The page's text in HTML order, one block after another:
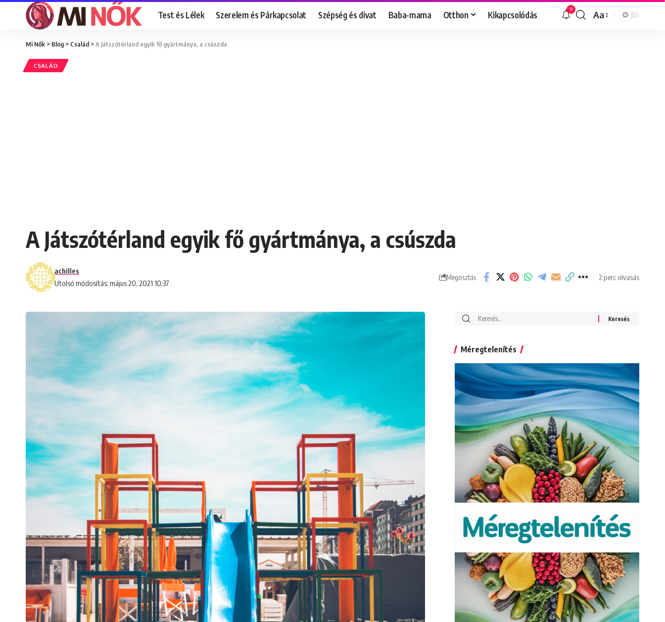
Test és Lélek Szerelem és Párkapcsolat Szépség és divat Baba-mama Otthon Kikapcsolódás 9
Font
Aa
Mi Nők > Blog > Család >A Játszótérland egyik fő gyártmánya, a csúszda
CSALÁD
A Játszótérland egyik fő gyártmánya, a csúszda
Utolsó módosítás: május 20, 2021 10:37
achilles
Megosztás 2 perc olvasás
Search
Méregtelenítés